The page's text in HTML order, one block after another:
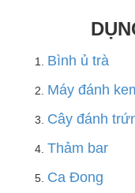
Bình ủ trà
Máy đánh
Cây đánh
Thảm bar
Ca Đong